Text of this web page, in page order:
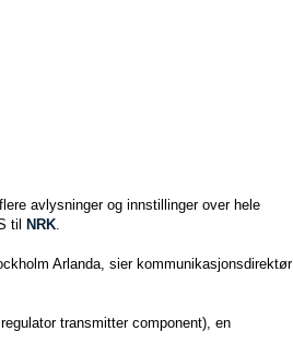
avlysninger og innstillinger over hele
til
NRK
Arlanda, sier kommunikasjonsdirektør
transmitter component), en